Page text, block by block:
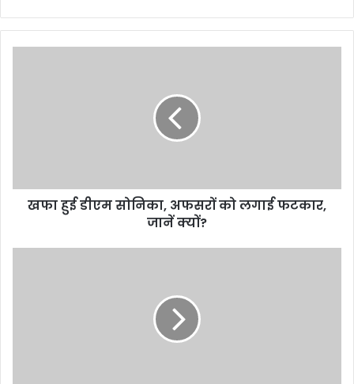
जानें
क्यों?खफा हुई डीएम सोनिका, अफसरों को लगाई फटकार,
जानें क्यों?